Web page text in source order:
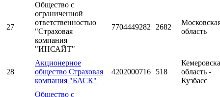
27
Общество с
ограниченной
ответственностью
"Страховая
компания
"ИНСАЙТ"
7704449282 2682
область
28
Акционерное
общество Страховая
компания "БАСК"
4202000716 518
область -
Кузбасс
Общество с